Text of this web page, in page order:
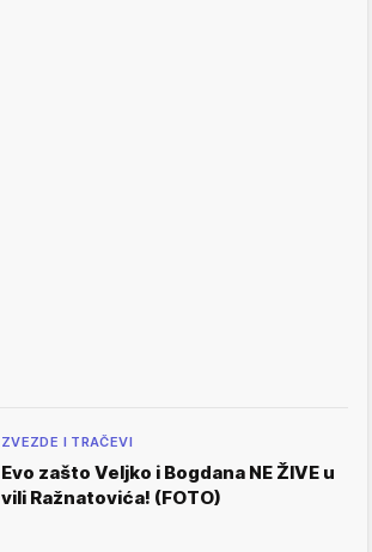
ZVEZDE I TRAČEVI
Evo zašto Veljko i Bogdana NE ŽIVE u
vili Ražnatovića! (FOTO)